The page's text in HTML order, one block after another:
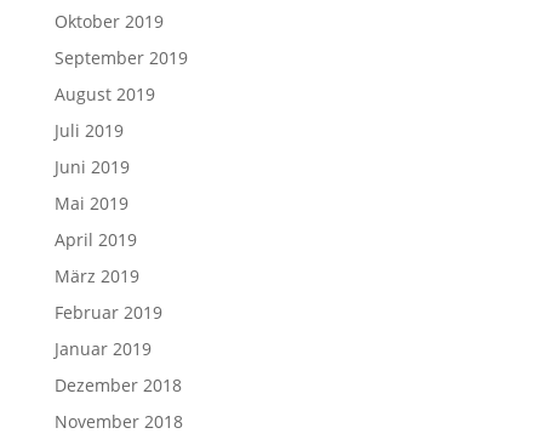
Oktober 2019
September 2019
August 2019
Juli 2019
Juni 2019
Mai 2019
April 2019
März 2019
Februar 2019
Januar 2019
Dezember 2018
November 2018